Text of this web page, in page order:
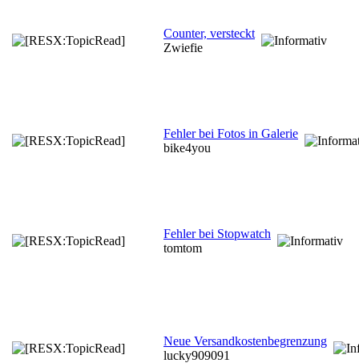
Counter, versteckt
Zwiefie
Fehler bei Fotos in Galerie
bike4you
Fehler bei Stopwatch
tomtom
Neue Versandkostenbegrenzung
lucky909091